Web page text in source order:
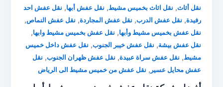
نقل أثاث, نقل اثاث بخميس مشيط, نقل عفش أبها, نقل عفش احد
رفيدة, نقل عفش الدرب, نقل عفش المجاردة, نقل عفش النماص,
نقل عفش بخميس مشيط وأبها, نقل عفش بخميس مشيط وابها,
نقل عفش بيشة, نقل عفش خيبر الجنوب, نقل عفش داخل خميس
مشيط, نقل عفش سراة عبيدة, نقل عفش ظهران الجنوب, نقل
عفش محايل عسير , نقل عفش من خميس مشيط الى الرياض